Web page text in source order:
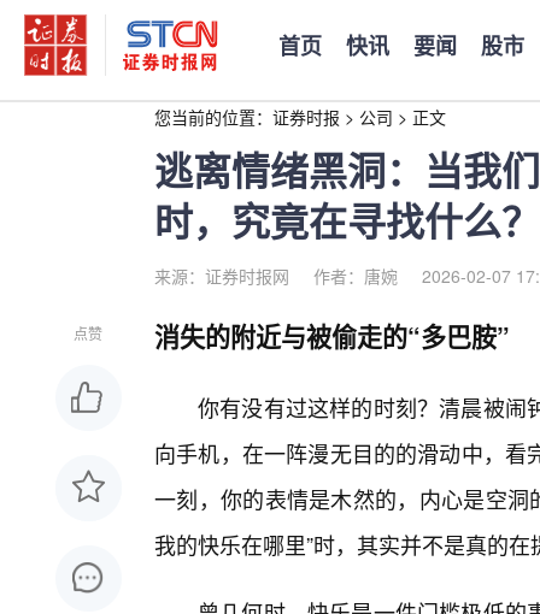
首页 快讯 要闻 股市
您当前的位置： 证券时报 > 公司 > 正文
逃离情绪黑洞：当我
时，究竟在寻找什么？
来源：证券时报网 作者：唐婉 2026-02-07
点赞 消失的附近与被偷走的“多巴胺”
你有没有过这样的时刻？清晨被闹
向手机，在一阵漫无目的的滑动中，
一刻，你的表情是木然的，内心是空
我的快乐在哪里”时，其实并不是真的